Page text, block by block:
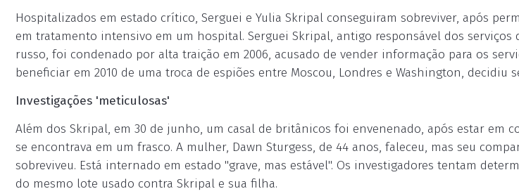
Hospitalizados em estado crítico, Serguei e Yulia Skripal conseguiram sobreviver, após
em tratamento intensivo em um hospital. Serguei Skripal, antigo responsável dos serviços
russo, foi condenado por alta traição em 2006, acusado de vender informação para os
beneficiar em 2010 de uma troca de espiões entre Moscou, Londres e Washington, decidiu
Investigações 'meticulosas'
Além dos Skripal, em 30 de junho, um casal de britânicos foi envenenado, após estar em
se encontrava em um frasco. A mulher, Dawn Sturgess, de 44 anos, faleceu, mas seu
sobreviveu. Está internado em estado "grave, mas estável". Os investigadores tentam
do mesmo lote usado contra Skripal e sua filha.